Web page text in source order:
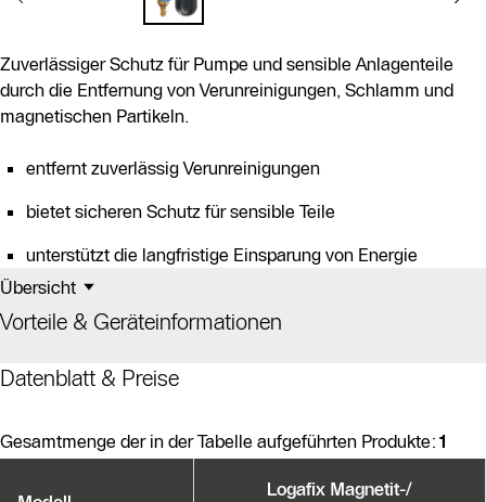
Zuverlässiger Schutz für Pumpe und sensible Anlagenteile
durch die Entfernung von Verunreinigungen, Schlamm und
magnetischen Partikeln.
entfernt zuverlässig Verunreinigungen
bietet sicheren Schutz für sensible Teile
unterstützt die langfristige Einsparung von Energie
Übersicht
Vorteile & Geräteinformationen
Datenblatt & Preise
Gesamtmenge der in der Tabelle aufgeführten Produkte: 1
Logafix Magnetit-/